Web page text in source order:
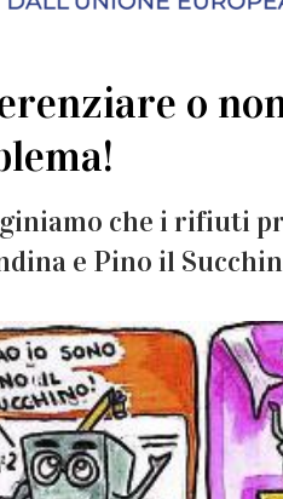
o
che i rifiuti
e Pino il